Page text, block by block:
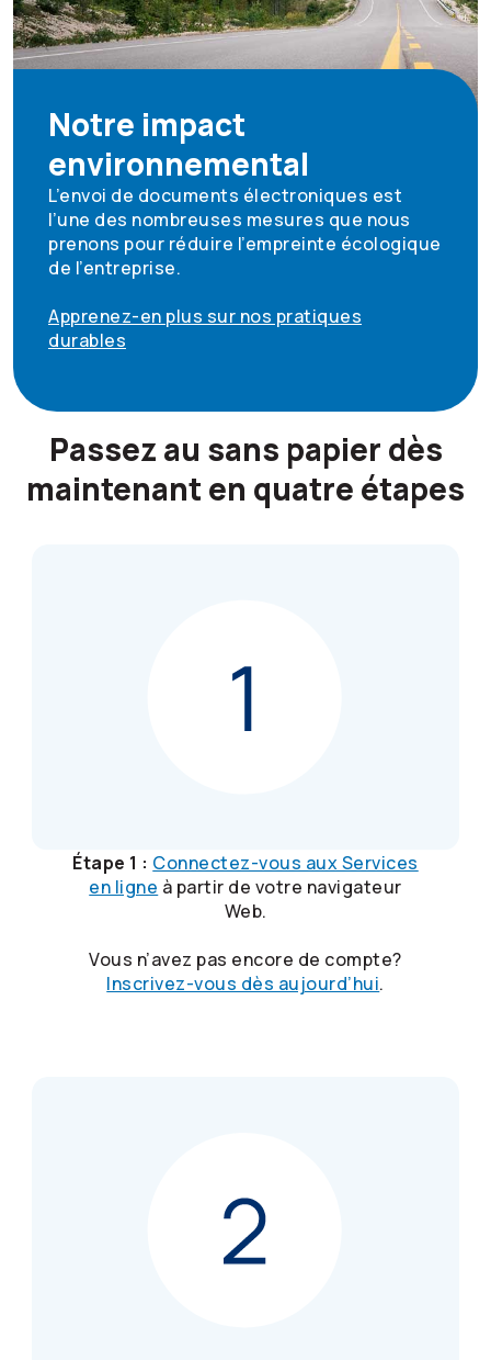
Notre impact
environnemental
L’envoi de documents électroniques est
l’une des nombreuses mesures que nous
prenons pour réduire l’empreinte écologique
de l’entreprise.
Apprenez-en plus sur nos pratiques
durables
Passez au sans papier dès
maintenant en quatre étapes
Étape 1 : Connectez-vous aux Services
en ligne à partir de votre navigateur
Web.
Vous n’avez pas encore de compte?
Inscrivez-vous dès aujourd’hui.